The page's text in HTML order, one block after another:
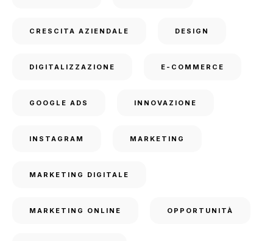
CRESCITA AZIENDALE DESIGN
DIGITALIZZAZIONE E-COMMERCE
GOOGLE ADS INNOVAZIONE
INSTAGRAM MARKETING
MARKETING DIGITALE
MARKETING ONLINE OPPORTUNITÀ